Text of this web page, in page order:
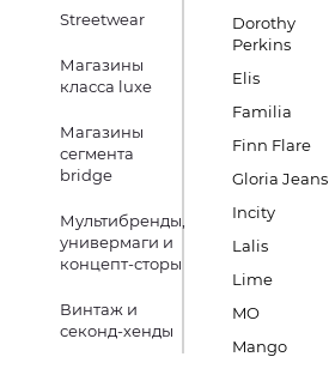
Streetwear
Магазины
класса luxe
Магазины
сегмента
bridge
Мультибренды,
универмаги и
концепт-сторы
Винтаж и
секонд-хенды
Dorothy
Perkins
Elis
Familia
Finn Flare
Gloria Jeans
Incity
Lalis
Lime
MO
Mango